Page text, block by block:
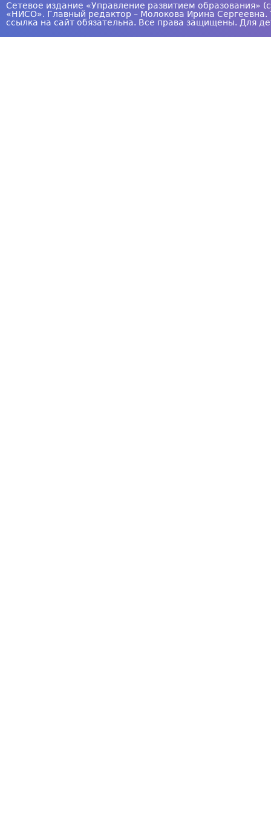
Сетевое издание «Управление развитием
«НИСО». Главный редактор – Молокова Ирина
ссылка на сайт обязательна. Все права защищены. Для